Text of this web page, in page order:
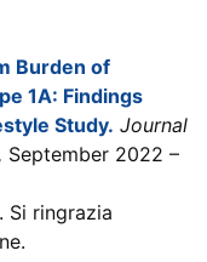
Burden of
1A: Findings
Study. Journal
September 2022 –
Si ringrazia